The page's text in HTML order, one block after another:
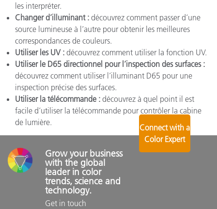
les interpréter.
Changer d’illuminant : découvrez comment passer d’une
source lumineuse à l’autre pour obtenir les meilleures
correspondances de couleurs.
Utiliser les UV : découvrez comment utiliser la fonction UV.
Utiliser le D65 directionnel pour l’inspection des surfaces :
découvrez comment utiliser l’illuminant D65 pour une
inspection précise des surfaces.
Utiliser la télécommande : découvrez à quel point il est
facile d’utiliser la télécommande pour contrôler la cabine
de lumière.
Grow your business
with the global
leader in color
trends, science and
technology.
Get in touch
Connect with a
Color Expert